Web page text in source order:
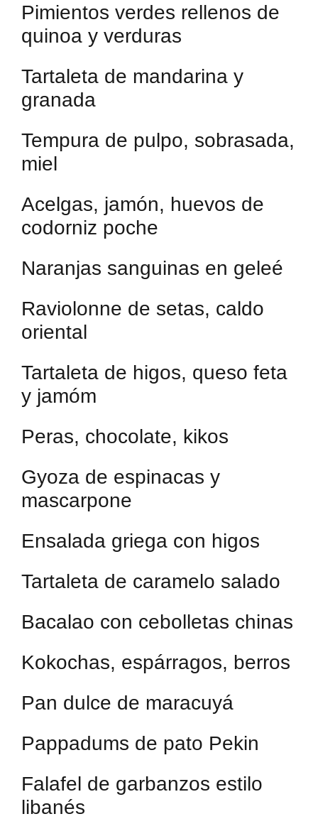
Pimientos verdes rellenos de
quinoa y verduras
Tartaleta de mandarina y
granada
Tempura de pulpo, sobrasada,
miel
Acelgas, jamón, huevos de
codorniz poche
Naranjas sanguinas en geleé
Raviolonne de setas, caldo
oriental
Tartaleta de higos, queso feta
y jamóm
Peras, chocolate, kikos
Gyoza de espinacas y
mascarpone
Ensalada griega con higos
Tartaleta de caramelo salado
Bacalao con cebolletas chinas
Kokochas, espárragos, berros
Pan dulce de maracuyá
Pappadums de pato Pekin
Falafel de garbanzos estilo
libanés